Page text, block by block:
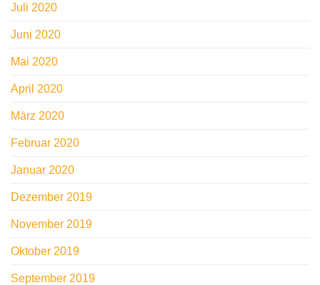
Juli 2020
Juni 2020
Mai 2020
April 2020
März 2020
Februar 2020
Januar 2020
Dezember 2019
November 2019
Oktober 2019
September 2019